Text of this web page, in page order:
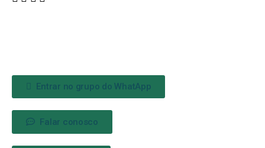
Entrar no grupo do WhatApp
Falar conosco